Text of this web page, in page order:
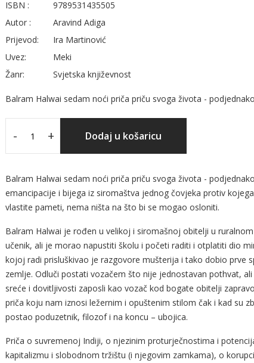
ISBN :
9789531435505
Autor :
Aravind Adiga
Prijevod:
Ira Martinović
Uvez:
Meki
Žanr:
Svjetska književnost
Balram Halwai sedam noći priča priču svoga života -
- + Dodaj u košaricu
Balram Halwai sedam noći priča priču svoga života -
emancipacije i bijega iz siromaštva jednog čovjeka protiv
vlastite pameti, nema ništa na što bi se mogao osloniti.
Balram Halwai je rođen u velikoj i siromašnoj obitelji u
učenik, ali je morao napustiti školu i početi raditi i otplatiti dio
kojoj radi prisluškivao je razgovore mušterija i tako dobio prve
zemlje. Odluči postati vozačem što nije jednostavan pothvat,
sreće i dovitljivosti zaposli kao vozač kod bogate obitelji
priča koju nam iznosi ležernim i opuštenim stilom čak i kad su
postao poduzetnik, filozof i na koncu – ubojica.
Priča o suvremenoj Indiji, o njezinim proturječnostima i
kapitalizmu i slobodnom tržištu (i njegovim zamkama), o